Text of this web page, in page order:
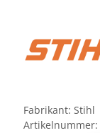
Fabrikant: Stihl
Artikelnummer: